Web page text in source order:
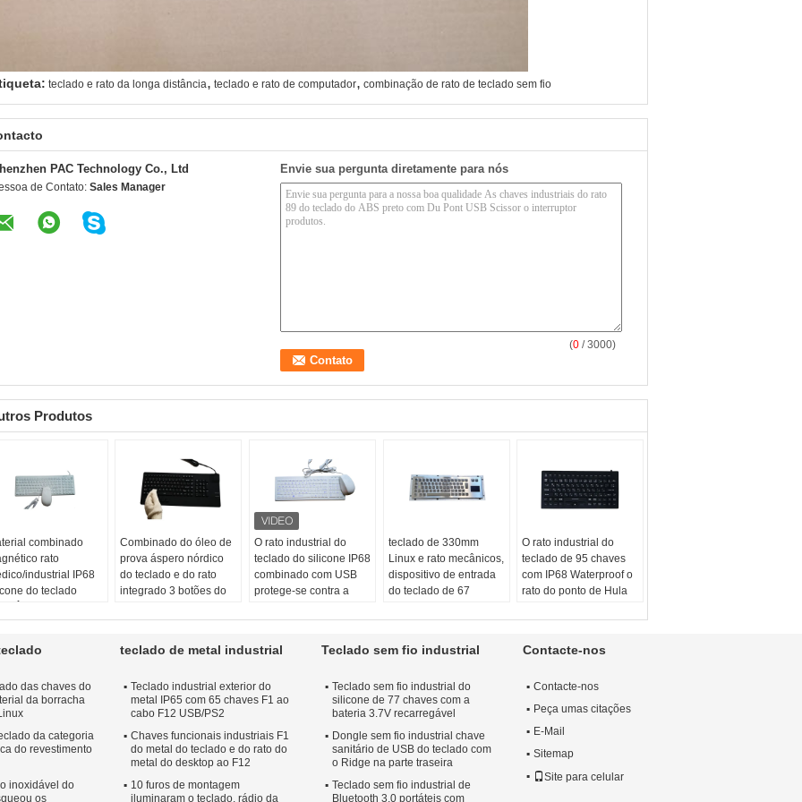
teclado e rato da longa distância, teclado e rato de computador, combinação de rato de teclado sem fio
PAC Technology Co., Ltd
de Contato: Sales Manager
Envie sua pergunta diretamente para nós
(0 / 3000)
Produtos
combinado
rato
industrial IP68
do teclado
Preto ou branco
do silicone
Combinado do óleo de
prova áspero nórdico
do teclado e do rato
integrado 3 botões do
Áspero:Sim
IP68
Materiais:Silicone
O rato industrial do
teclado do silicone IP68
combinado com USB
protege-se contra a
Versão:desktop
COMBINADO:rato do
Aplicação:
industrial,
ou médico
teclado de 330mm
Linux e rato mecânicos,
dispositivo de entrada
do teclado de 67
Sistema:Vitória e
Montagem:Montagem
Aplicação:teclado
industrial
Disposição:EN ou
outro
O rato industrial do
teclado de 95 chaves
com IP68 Waterproof o
rato do ponto de Hula
Língua:Japonês ou
Aplicação:Industrial
das chaves do
da borracha
da categoria
do revestimento
inoxidável do
os
teclado de metal industrial
Teclado industrial exterior do
metal IP65 com 65 chaves F1 ao
cabo F12 USB/PS2
Chaves funcionais industriais F1
do metal do teclado e do rato do
metal do desktop ao F12
10 furos de montagem
iluminaram o teclado, rádio da
Teclado sem fio industrial
Teclado sem fio industrial do
silicone de 77 chaves com a
bateria 3.7V recarregável
Dongle sem fio industrial chave
sanitário de USB do teclado com
o Ridge na parte traseira
Teclado sem fio industrial de
Bluetooth 3,0 portáteis com
Contacte-nos
Contacte-nos
Peça umas citações
E-Mail
Sitemap
Site para celular